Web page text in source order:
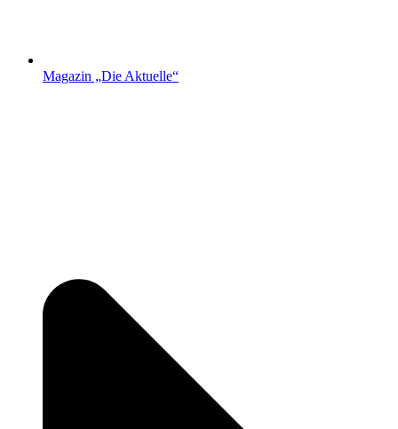
Magazin „Die Aktuelle“